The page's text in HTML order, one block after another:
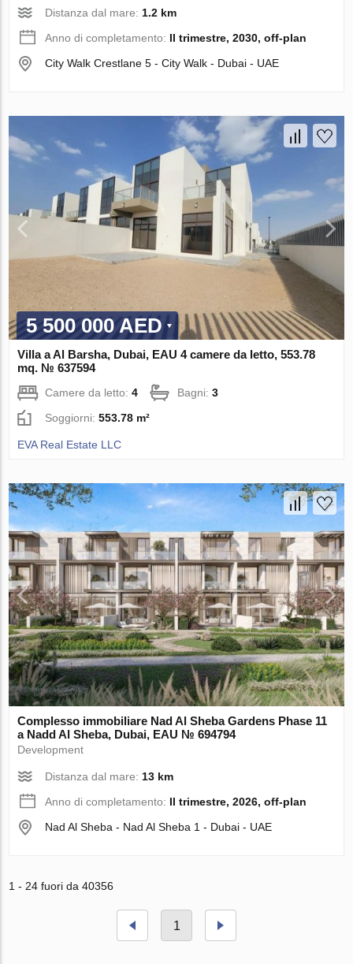
Distanza dal mare: 1.2 km
Anno di completamento: II trimestre, 2030, off-plan
City Walk Crestlane 5 - City Walk - Dubai - UAE
5 500 000 AED
Villa a Al Barsha, Dubai, EAU 4 camere da letto, 553.78
mq. № 637594
Camere da letto:4 Bagni:3
Soggiorni:553.78 m²
EVA Real Estate LLC
Complesso immobiliare Nad Al Sheba Gardens Phase 11
a Nadd Al Sheba, Dubai, EAU № 694794
Development
Distanza dal mare:13 km
Anno di completamento: II trimestre, 2026, off-plan
Nad Al Sheba - Nad Al Sheba 1 - Dubai - UAE
1 - 24 fuori da 40356
1